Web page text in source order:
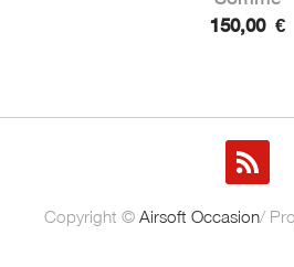
150,00 €
Copyright © Airsoft Occasion/